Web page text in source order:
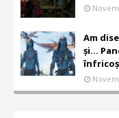
Am
și...